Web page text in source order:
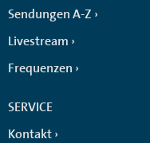
Sendungen A-Z
Livestream
Frequenzen
SERVICE
Kontakt